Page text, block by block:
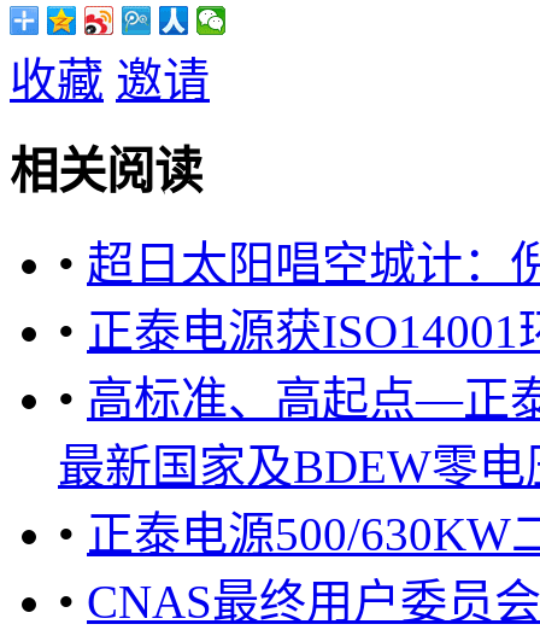
收藏 邀请
相关阅读
• 超日太阳唱空城计：
• 正泰电源获
• 高标准、高起点—正
最新国家及BDEW零
• 正泰电源500/630KW
• CNAS最终用户委员